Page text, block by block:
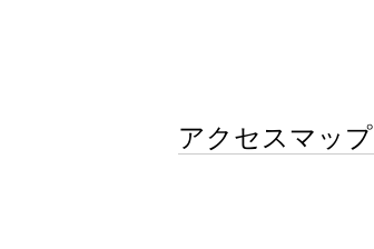
アクセスマップ